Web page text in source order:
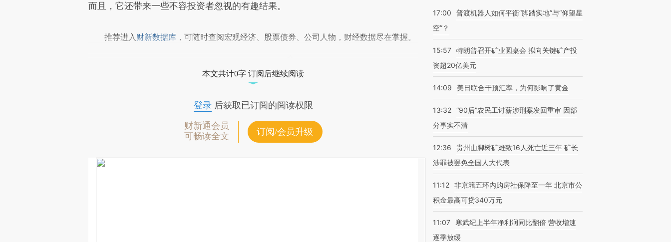
而且，它还带来一些不容投资者忽视的有趣结果。
推荐进入 财新数据库 ，可随时查阅宏观经济、股票债券、公司人物，财经数据尽在掌握。
本文共计0字 订阅后继续阅读
登录后获取已订阅的阅读权限
财新通会员
可畅读全文
订阅/会员升级
17:00
普渡机器人如何平衡“脚踏实地”与“仰望星
空”？
15:57 特朗普召开矿业圆桌会 拟向关键矿产投
资超20亿美元
14:09 美日联合干预汇率，为何影响了黄金
13:32 “90后”农民工讨薪涉刑案发回重审 因部
分事实不清
12:36
贵州山脚树矿难致16人死亡近三年 矿长
涉罪被罢免全国人大代表
11:12 非京籍五环内购房社保降至一年 北京市公
积金最高可贷340万元
11:07
寒武纪上半年净利润同比翻倍 营收增速
逐季放缓